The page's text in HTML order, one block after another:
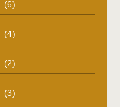
(6)
(4)
(2)
(3)